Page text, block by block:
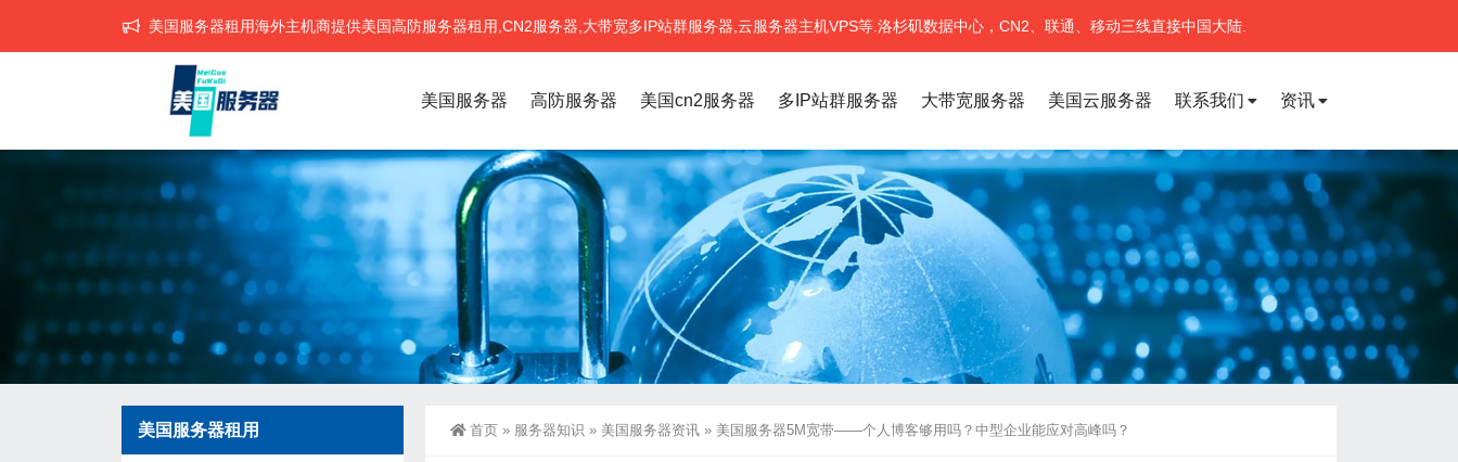
美国服务器租用海外主机商提供美国高防服务器租用,CN2服务器,大带宽多IP站群服务器,云服务器主机VPS等.洛杉矶数据中心，CN2、联通、移动三线直接中国大陆.
美国服务器 高防服务器 美国cn2服务器 多IP站群服务器 大带宽服务器 美国云服务器 联系我们 资讯
首页 » 服务器知识 » 美国服务器资讯 » 美国服务器5M宽带——个人博客够用吗？中型企业能应对高峰吗？
美国服务器租用